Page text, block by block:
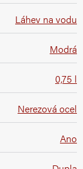
Láhev na vodu
Modrá
0,75 l
Nerezová ocel
Ano